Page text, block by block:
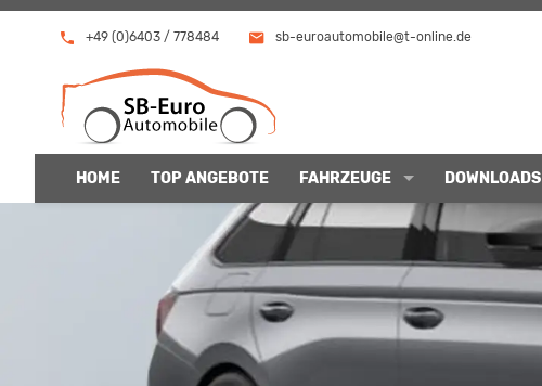
+49 (0)6403 / 778484 sb-euroautomobile@t-online.de
HOME TOP ANGEBOTE FAHRZEUGE DOWNLOADS